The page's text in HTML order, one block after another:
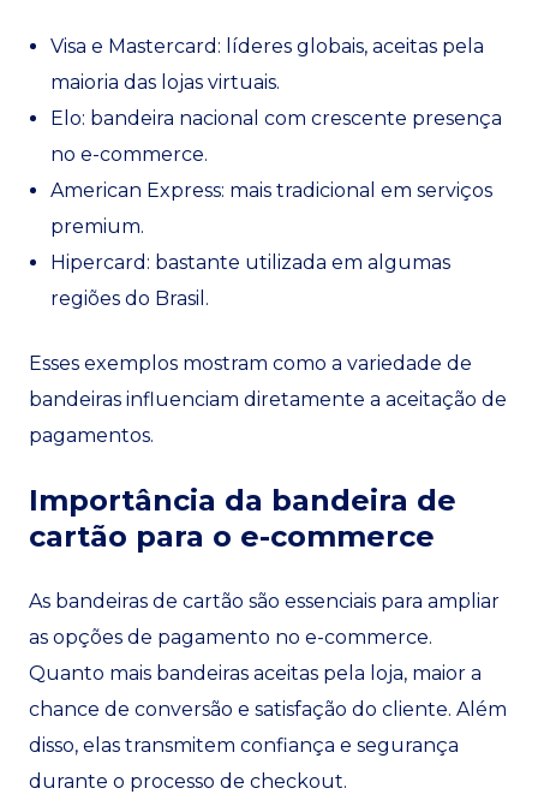
Visa e Mastercard: líderes globais, aceitas pela
maioria das lojas virtuais.
Elo: bandeira nacional com crescente presença
no e-commerce.
American Express: mais tradicional em serviços
premium.
Hipercard: bastante utilizada em algumas
regiões do Brasil.
Esses exemplos mostram como a variedade de
bandeiras influenciam diretamente a aceitação de
pagamentos.
Importância da bandeira de
cartão para o e-commerce
As bandeiras de cartão são essenciais para ampliar
as opções de pagamento no e-commerce.
Quanto mais bandeiras aceitas pela loja, maior a
chance de conversão e satisfação do cliente. Além
disso, elas transmitem confiança e segurança
durante o processo de checkout.